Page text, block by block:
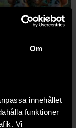
Om
innehållet
funktioner
Vi
Guldosten